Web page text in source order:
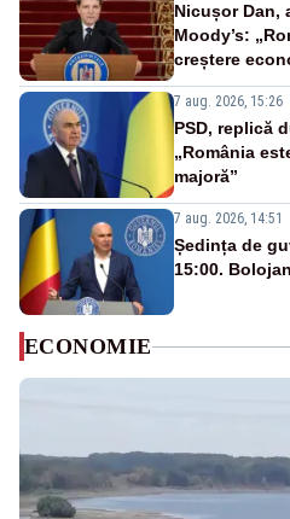
Nicușor Dan,
Moody’s:
creștere
7 aug. 2026, 15:26
PSD, replică
„România
majoră”
7 aug. 2026, 14:51
Ședința de
15:00.
ECONOMIE